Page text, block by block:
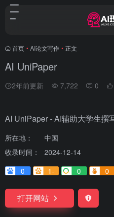
首页 • AI论文写作 • 正文
AI UniPaper
2年前更新 7,722 0
AI UniPaper - AI辅助大学生撰
所在地：
中国
收录时间：
2024-12-14
0
1- 0 0
打开网站